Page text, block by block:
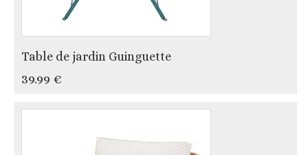
Table de jardin Guinguette
39.99 €